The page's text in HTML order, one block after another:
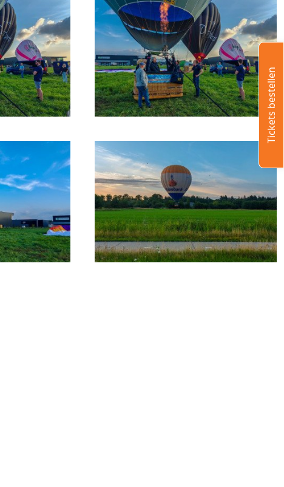
Tickets bestellen